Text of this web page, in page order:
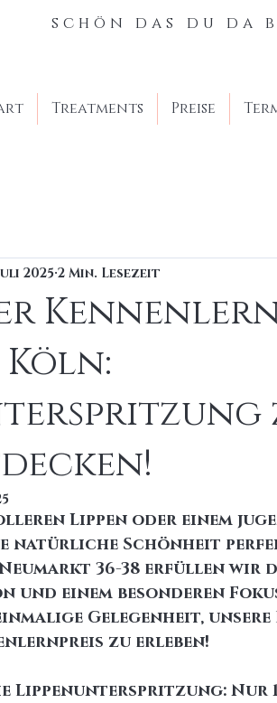
Treatments Preise
schön das du da
Köln:
2025 2 Min. Lesezeit
Lippen oder einem
natürliche Schönheit
36-38 erfüllen wir
und einem besonderen
Gelegenheit, unsere
zu erleben!
Lippenunterspritzung: Nur